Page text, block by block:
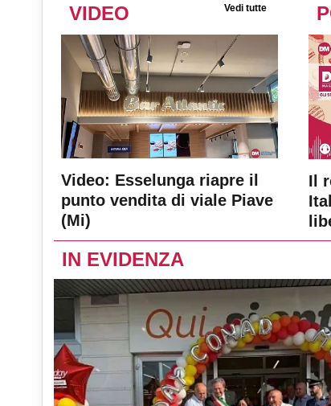
VIDEO Vedi tutte
Video: Esselunga riapre il
punto vendita di viale Piave
(Mi)
Il
IN EVIDENZA